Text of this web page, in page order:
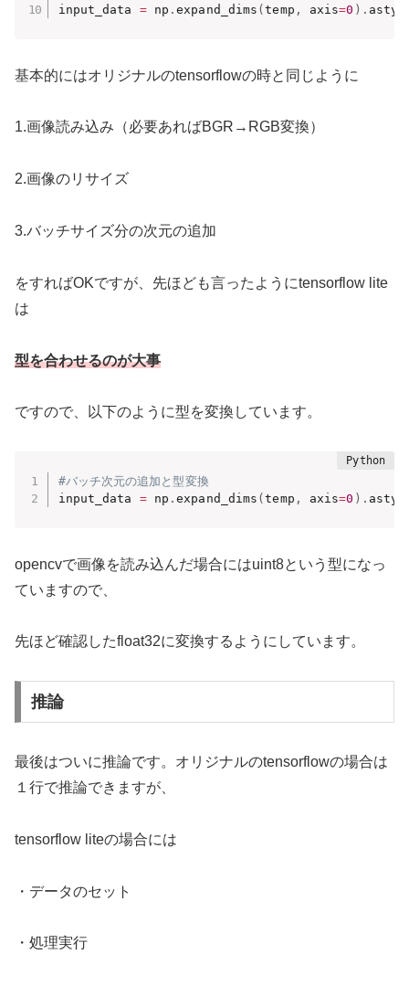
input_data = np .expand_dims (temp , axis=0 ) .
基本的にはオリジナルのtensorflowの時と同じように
1.画像読み込み（必要あればBGR→RGB変換）
2.画像のリサイズ
3.バッチサイズ分の次元の追加
をすればOKですが、先ほども言ったようにtensorflow lite
は
型を合わせるのが大事
ですので、以下のように型を変換しています。
#バッチ次元の追加と型変換
input_data = np .expand_dims (temp , axis=0 ) .
opencvで画像を読み込んだ場合にはuint8という型になっ
ていますので、
先ほど確認したfloat32に変換するようにしています。
推論
最後はついに推論です。オリジナルのtensorflowの場合は
１行で推論できますが、
tensorflow liteの場合には
・データのセット
・処理実行